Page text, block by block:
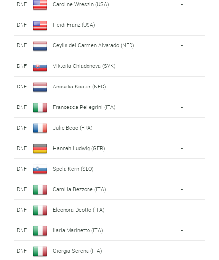
DNF Caroline Wreszin (USA) -
DNF Heidi Franz (USA) -
DNF Ceylin del Carmen Alvarado (NED) -
DNF Viktoria Chladonova (SVK) -
DNF Anouska Koster (NED) -
DNF Francesca Pellegrini (ITA) -
DNF Julie Bego (FRA) -
DNF Hannah Ludwig (GER) -
DNF Spela Kern (SLO) -
DNF Camilla Bezzone (ITA) -
DNF Eleonora Deotto (ITA) -
DNF Ilaria Marinetto (ITA) -
DNF Giorgia Serena (ITA) -